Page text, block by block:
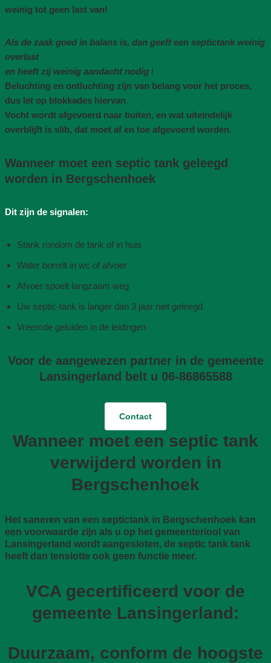
weinig tot geen last van!
Als de zaak goed in balans is, dan geeft een septictank weinig
overlast
en heeft zij weinig aandacht nodig !
Beluchting en ontluchting zijn van belang voor het proces,
dus let op blokkades hiervan.
Vocht wordt afgevoerd naar buiten, en wat uiteindelijk
overblijft is slib, dat moet af en toe afgevoerd worden.
Wanneer moet een septic tank geleegd
worden in Bergschenhoek
Dit zijn de signalen:
Stank rondom de tank of in huis
Water borrelt in wc of afvoer
Afvoer spoelt langzaam weg
Uw septic-tank is langer dan 3 jaar niet geleegd
Vreemde geluiden in de leidingen
Voor de aangewezen partner in de gemeente
Lansingerland belt u 06-86865588
Contact
Wanneer moet een septic tank
verwijderd worden in
Bergschenhoek
Het saneren van een septictank in Bergschenhoek kan
een voorwaarde zijn als u op het gemeenteriool van
Lansingerland wordt aangesloten, de septic tank tank
heeft dan tenslotte ook geen functie meer.
VCA gecertificeerd voor de
gemeente Lansingerland:
Duurzaam, conform de hoogste